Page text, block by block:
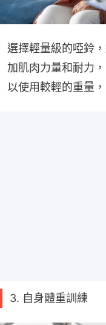
選擇輕量級的啞鈴
加肌肉力量和耐力
以使用較輕的重量
3. 自身體重訓練